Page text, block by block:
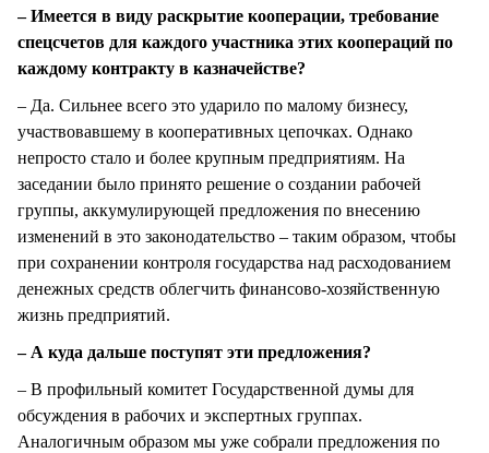
– Имеется в виду раскрытие кооперации, требование
спецсчетов для каждого участника этих коопераций по
каждому контракту в казначействе?
– Да. Сильнее всего это ударило по малому бизнесу,
участвовавшему в кооперативных цепочках. Однако
непросто стало и более крупным предприятиям. На
заседании было принято решение о создании рабочей
группы, аккумулирующей предложения по внесению
изменений в это законодательство – таким образом, чтобы
при сохранении контроля государства над расходованием
денежных средств облегчить финансово-хозяйственную
жизнь предприятий.
– А куда дальше поступят эти предложения?
– В профильный комитет Государственной думы для
обсуждения в рабочих и экспертных группах.
Аналогичным образом мы уже собрали предложения по